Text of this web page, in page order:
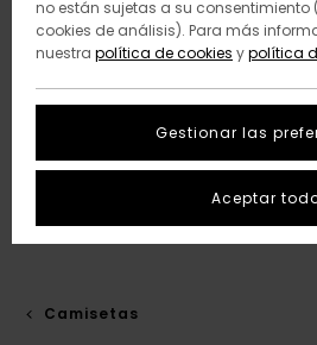
Camisetas
no están sujetas a su
cookies de análisis). Para más
nuestra política de cookies ypolítica
Gestionar las
Aceptar